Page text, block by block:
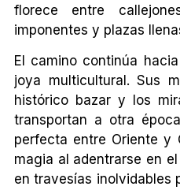
florece entre
imponentes y plazas
El camino continúa
joya multicultural. Sus
histórico bazar y los
transportan a otra
perfecta entre Oriente y
magia al adentrarse en
en travesías inolvidables